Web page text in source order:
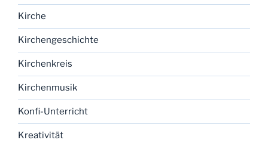
Kirche
Kirchengeschichte
Kirchenkreis
Kirchenmusik
Konfi-Unterricht
Kreativität